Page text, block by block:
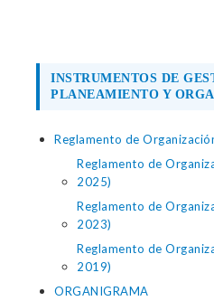
INSTRUMENTOS DE
PLANEAMIENTO Y
Reglamento de
Reglamento de
2025)
Reglamento de
2023)
Reglamento de
2019)
ORGANIGRAMA